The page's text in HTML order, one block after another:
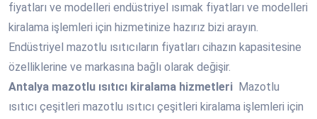
fiyatları ve modelleri endüstriyel ısımak fiyatları ve modelleri
kiralama işlemleri için hizmetinize hazırız bizi arayın.
Endüstriyel mazotlu ısıtıcıların fiyatları cihazın kapasitesine
özelliklerine ve markasına bağlı olarak değişir.
Antalya mazotlu ısıtıcı kiralama hizmetleri Mazotlu
ısıtıcı çeşitleri mazotlu ısıtıcı çeşitleri kiralama işlemleri için